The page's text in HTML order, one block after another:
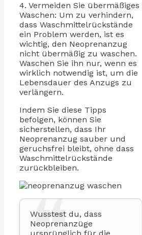
4. Vermeiden Sie übermäßiges
Waschen: Um zu verhindern,
dass Waschmittelrückstände
ein Problem werden, ist es
wichtig, den Neoprenanzug
nicht übermäßig zu waschen.
Waschen Sie ihn nur, wenn es
wirklich notwendig ist, um die
Lebensdauer des Anzugs zu
verlängern.
Indem Sie diese Tipps
befolgen, können Sie
sicherstellen, dass Ihr
Neoprenanzug sauber und
geruchsfrei bleibt, ohne dass
Waschmittelrückstände
zurückbleiben.
Wusstest du, dass
Neoprenanzüge